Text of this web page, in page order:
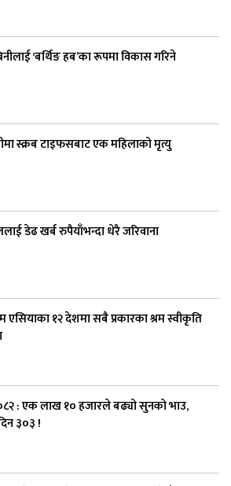
‘बर्थिङ हब’का रूपमा विकास गरिने
स्क्रब टाइफसबाट एक महिलाको मृत्यु
डेढ खर्ब रुपैयाँभन्दा धेरै जरिवाना
एसियाका १२ देशमा सबै प्रकारका श्रम स्वीकृति
: एक लाख १० हजारले बढ्यो सुनको भाउ,
३०३ !